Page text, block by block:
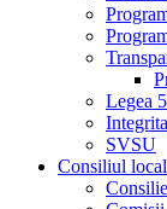
Legea
SVSU
Consiliul local